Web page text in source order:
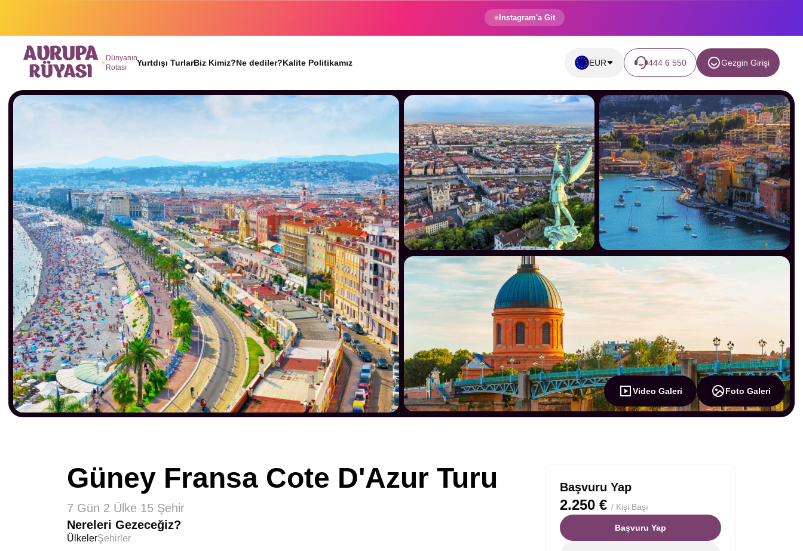
Instagram'a Git
Dünyanın
Rotası
Yurtdışı TurlarBiz Kimiz?Ne dediler?Kalite Politikamız EUR 444 6 550 Gezgin Girişi
Video Galeri Foto Galeri
Güney Fransa Cote D'Azur Turu
7 Gün 2 Ülke 15 Şehir
Nereleri Gezeceğiz?
ÜlkelerŞehirler
Başvuru Yap
2.250 € / Kişi Başı
Başvuru Yap